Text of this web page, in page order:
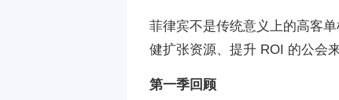
菲律宾不是传统意义上的高客
健扩张资源、提升 ROI 的公会
第一季回顾